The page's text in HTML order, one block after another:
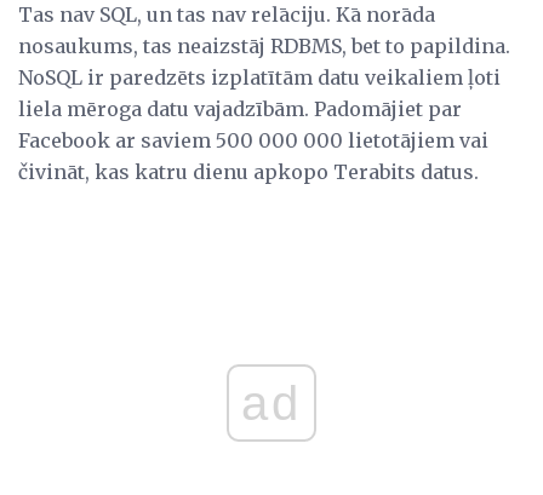
Tas nav SQL, un tas nav relāciju. Kā norāda
nosaukums, tas neaizstāj RDBMS, bet to papildina.
NoSQL ir paredzēts izplatītām datu veikaliem ļoti
liela mēroga datu vajadzībām. Padomājiet par
Facebook ar saviem 500 000 000 lietotājiem vai
čivināt, kas katru dienu apkopo Terabits datus.
ad